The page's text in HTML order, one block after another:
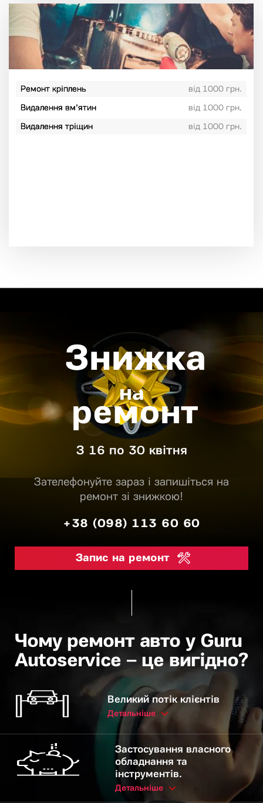
Ремонт кріплень
від 1000 грн.
Видалення вм'ятин
від 1000 грн.
Видалення тріщин
від 1000 грн.
З 16 по 30 квітня
Знижка
на
ремонт
Зателефонуйте зараз і запишіться на
ремонт зі знижкою!
+38 (098) 113 60 60
Запис на ремонт
Чому ремонт авто у Guru
Autoservice – це вигідно?
Великий потік клієнтів
Детальніше
Застосування власного
обладнання та
інструментів.
Детальніше